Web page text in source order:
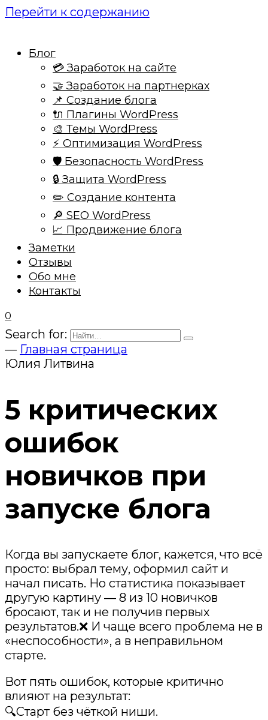
Перейти к содержанию
Блог
💳 Заработок на сайте
🤝 Заработок на партнерках
📌 Создание блога
🔌 Плагины WordPress
🎨 Темы WordPress
⚡ Оптимизация WordPress
🛡️ Безопасность WordPress
🔒 Защита WordPress
✏️ Создание контента
🔎 SEO WordPress
📈 Продвижение блога
Заметки
Отзывы
Обо мне
Контакты
0
Search for:
— Главная страница
Юлия Литвина
5 критических
ошибок
новичков при
запуске блога
Когда вы запускаете блог, кажется, что всё
просто: выбрал тему, оформил сайт и
начал писать. Но статистика показывает
другую картину — 8 из 10 новичков
бросают, так и не получив первых
результатов.❌ И чаще всего проблема не в
«неспособности», а в неправильном
старте.
Вот пять ошибок, которые критично
влияют на результат:
🔍Старт без чёткой ниши.